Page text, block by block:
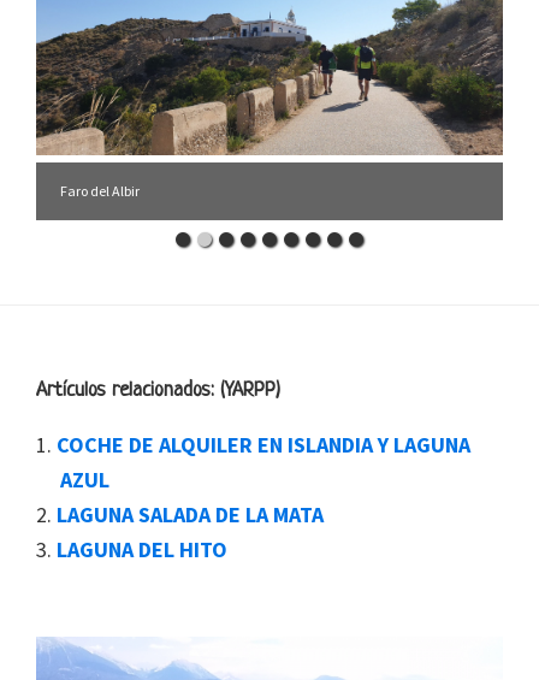
Faro del Albir
FooterArtículos relacionados: (YARPP)
COCHE DE ALQUILER EN ISLANDIA Y LAGUNA
AZUL
LAGUNA SALADA DE LA MATA
LAGUNA DEL HITO